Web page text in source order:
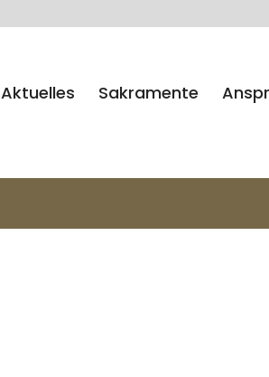
Aktuelles Sakramente